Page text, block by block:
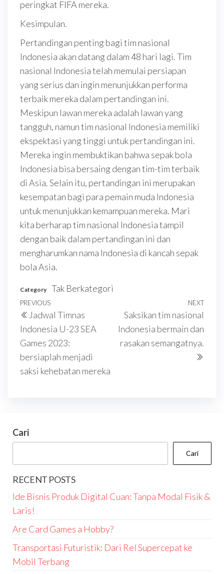
peringkat FIFA mereka.
Kesimpulan.
Pertandingan penting bagi tim nasional
Indonesia akan datang dalam 48 hari lagi. Tim
nasional Indonesia telah memulai persiapan
yang serius dan ingin menunjukkan performa
terbaik mereka dalam pertandingan ini.
Meskipun lawan mereka adalah lawan yang
tangguh, namun tim nasional Indonesia memiliki
ekspektasi yang tinggi untuk pertandingan ini.
Mereka ingin membuktikan bahwa sepak bola
Indonesia bisa bersaing dengan tim-tim terbaik
di Asia. Selain itu, pertandingan ini merupakan
kesempatan bagi para pemain muda Indonesia
untuk menunjukkan kemampuan mereka. Mari
kita berharap tim nasional Indonesia tampil
dengan baik dalam pertandingan ini dan
mengharumkan nama Indonesia di kancah sepak
bola Asia.
Category Tak Berkategori
Navigasi
pos
Previous
Post
PREVIOUS
Jadwal Timnas
Indonesia U-23 SEA
Games 2023:
bersiaplah menjadi
saksi kehebatan mereka
Next
NEXT
Saksikan tim nasional
Indonesia bermain dan
rasakan semangatnya.
Cari
Cari
RECENT POSTS
Ide Bisnis Produk Digital Cuan: Tanpa Modal Fisik &
Laris!
Are Card Games a Hobby?
Transportasi Futuristik: Dari Rel Supercepat ke
Mobil Terbang